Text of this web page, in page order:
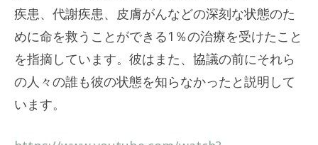
疾患、代謝疾患、皮膚がんなどの深刻な状態のた
めに命を救うことができる1％の治療を受けたこと
を指摘しています。彼はまた、協議の前にそれら
の人々の誰も彼の状態を知らなかったと説明して
います。